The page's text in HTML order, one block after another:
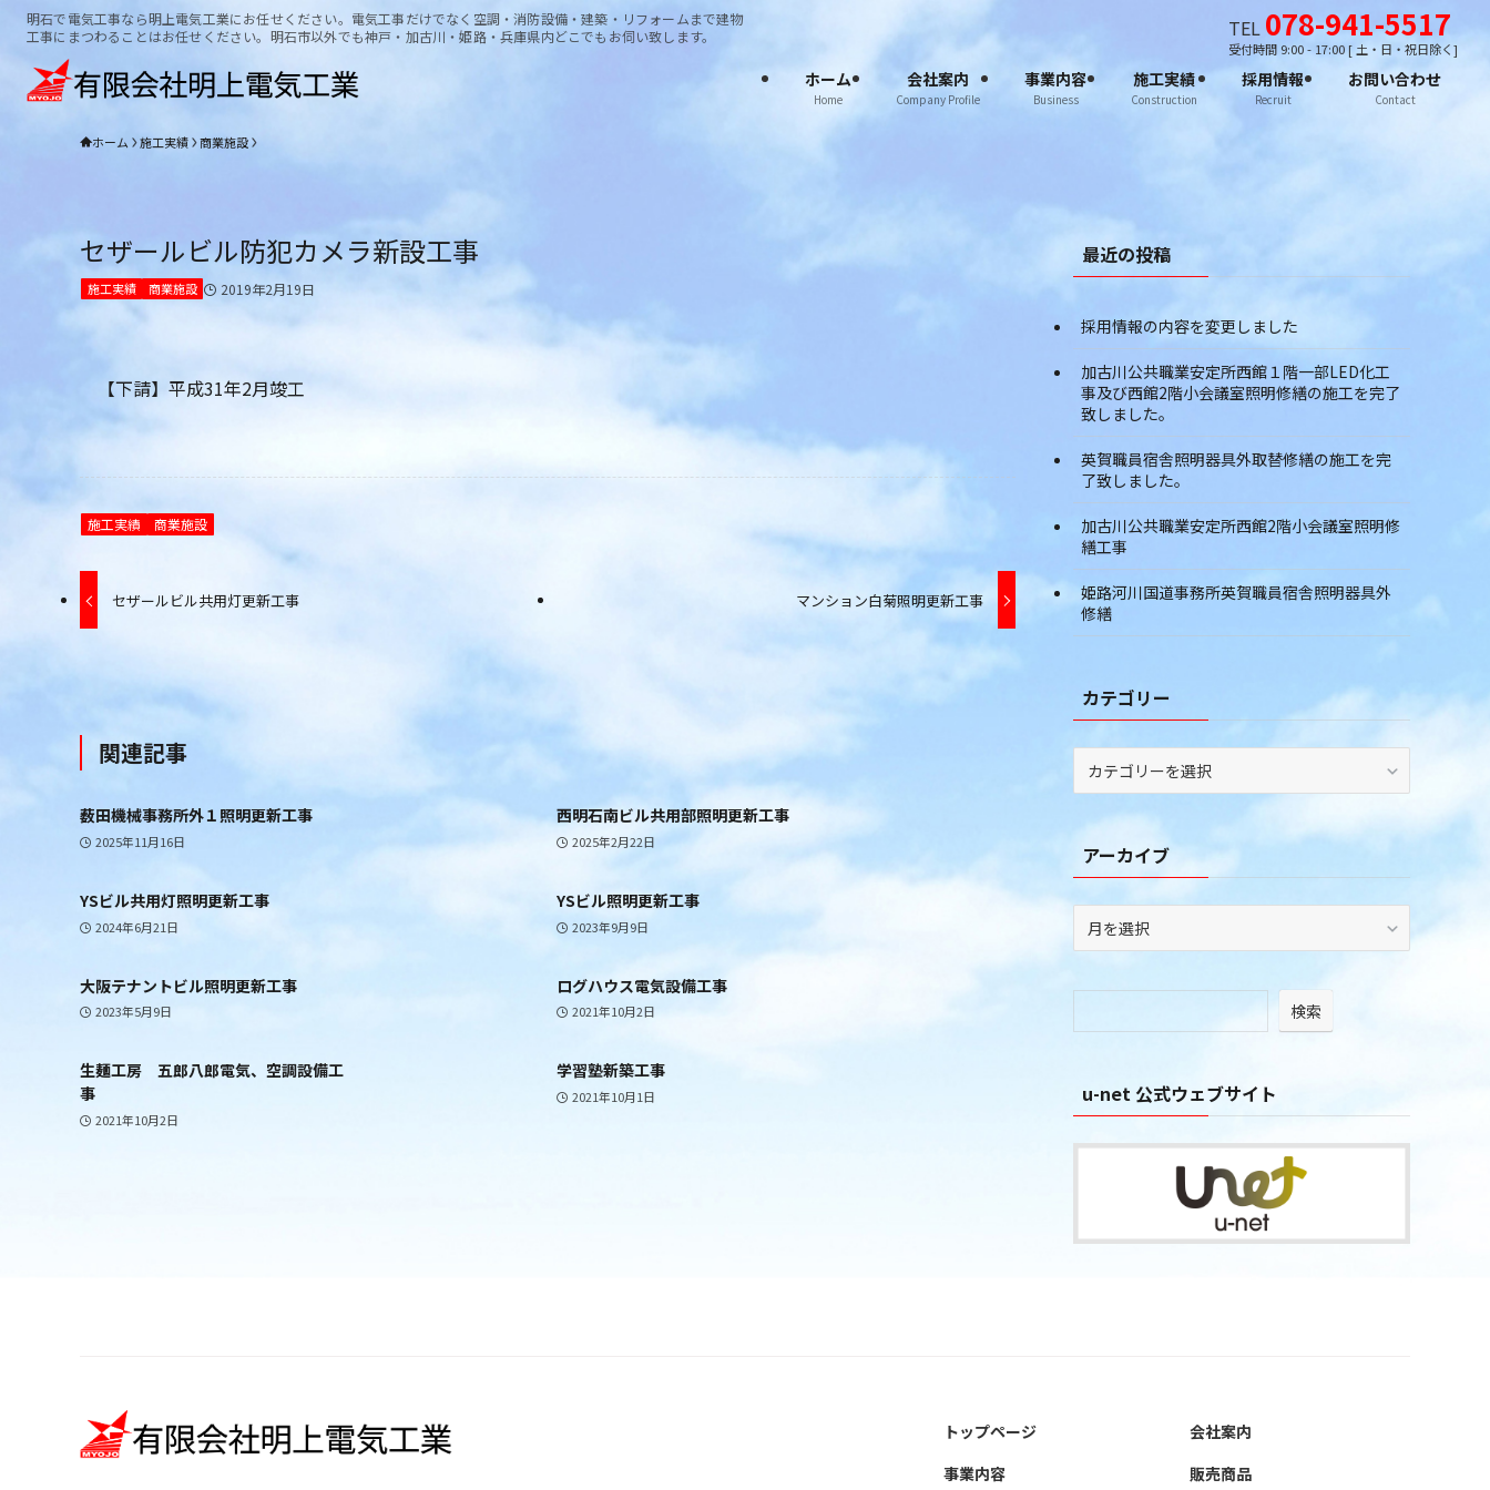
明石で電気工事なら明上電気工業にお任せください。電気工事だけでなく空調・消防設備・建築・リフォームまで建物
工事にまつわることはお任せください。明石市以外でも神戸・加古川・姫路・兵庫県内どこでもお伺い致します。
TEL 078-941-5517
受付時間 9:00 - 17:00 [ 土・日・祝日除く]
ホーム
Home
会社案内
Company Profile
事業内容
Business
施工実績
Construction
採用情報
Recruit
お問い合わせ
Contact
ホーム 施工実績 商業施設
セザールビル防犯カメラ新設工事
施工実績 商業施設 2019年2月19日
【下請】平成31年2月竣工
施工実績 商業施設
セザールビル共用灯更新工事 マンション白菊照明更新工事
関連記事
薮田機械事務所外１照明更新工事
2025年11月16日
西明石南ビル共用部照明更新工事
2025年2月22日
YSビル共用灯照明更新工事
2024年6月21日
YSビル照明更新工事
2023年9月9日
大阪テナントビル照明更新工事
2023年5月9日
ログハウス電気設備工事
2021年10月2日
生麺工房 五郎八郎電気、空調設備工
事
2021年10月2日
学習塾新築工事
2021年10月1日
最近の投稿
採用情報の内容を変更しました
加古川公共職業安定所西館１階一部LED化工
事及び西館2階小会議室照明修繕の施工を完了
致しました。
英賀職員宿舎照明器具外取替修繕の施工を完
了致しました。
加古川公共職業安定所西館2階小会議室照明修
繕工事
姫路河川国道事務所英賀職員宿舎照明器具外
修繕
カテゴリー
ーアーカイブ
イ
検索
u-net 公式ウェブサイト
トップページ
会社案内
事業内容
販売商品